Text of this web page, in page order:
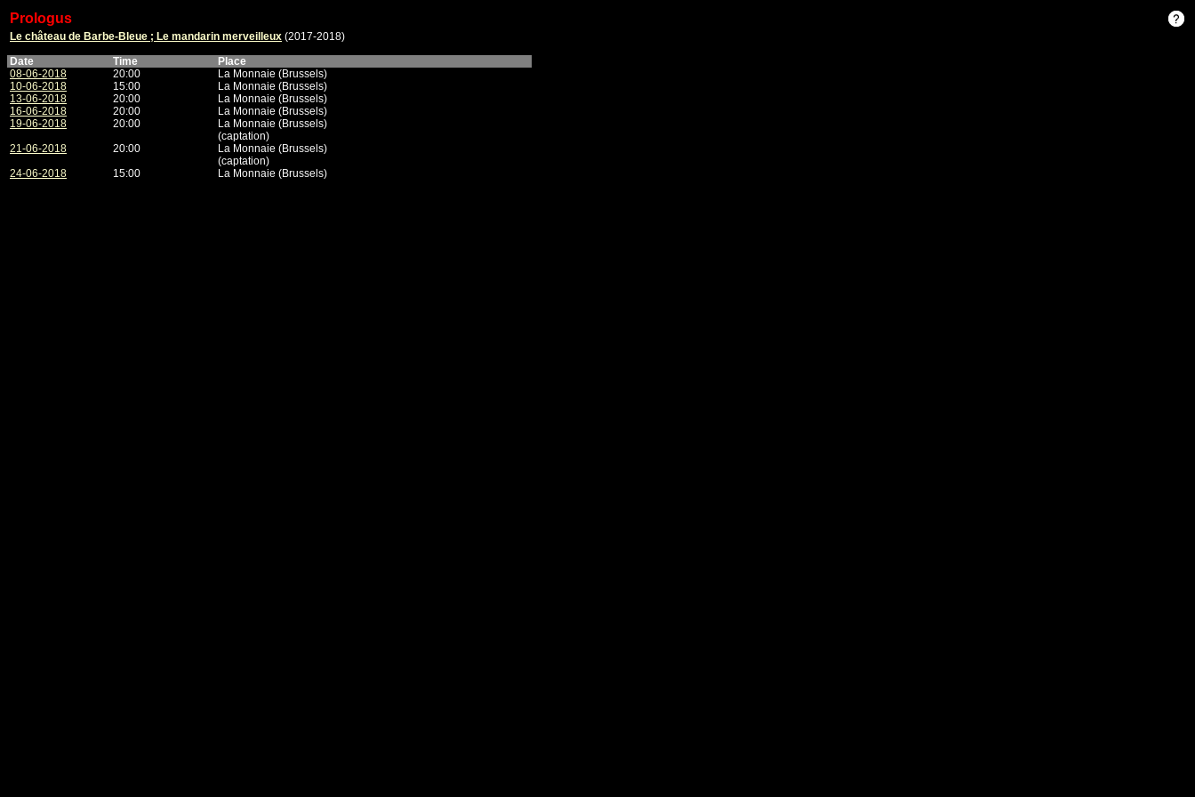
Prologus
Le château de Barbe-Bleue ; Le mandarin merveilleux (2017-2018)
Date
Time
Place
08-06-2018
20:00
La Monnaie (Brussels)
10-06-2018
15:00
La Monnaie (Brussels)
13-06-2018
20:00
La Monnaie (Brussels)
16-06-2018
20:00
La Monnaie (Brussels)
19-06-2018
20:00
La Monnaie (Brussels)
(captation)
21-06-2018
20:00
La Monnaie (Brussels)
(captation)
24-06-2018
15:00 La Monnaie (Brussels)